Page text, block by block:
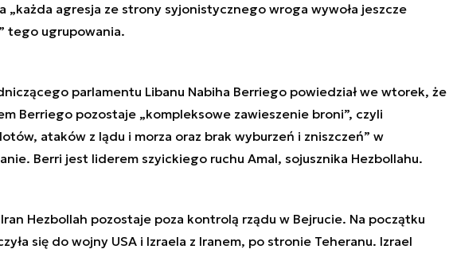
„każda agresja ze strony syjonistycznego wroga wywoła jeszcze
tego ugrupowania.
parlamentu Libanu Nabiha Berriego powiedział we wtorek, że
Berriego pozostaje „kompleksowe zawieszenie broni”, czyli
ataków z lądu i morza oraz brak wyburzeń i zniszczeń” w
Berri jest liderem szyickiego ruchu Amal, sojusznika Hezbollahu.
Hezbollah pozostaje poza kontrolą rządu w Bejrucie. Na początku
się do wojny USA i Izraela z Iranem, po stronie Teheranu. Izrael